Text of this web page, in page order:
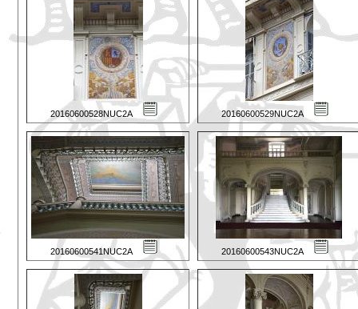
20160600528NUC2A 20160600529NUC2A
20160600541NUC2A 20160600543NUC2A